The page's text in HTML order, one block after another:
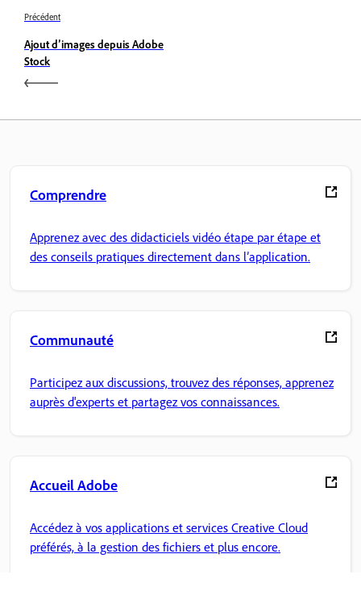
Précédent
Ajout d’images depuis Adobe
Stock
Comprendre
Apprenez avec des didacticiels vidéo étape par étape et
des conseils pratiques directement dans l’application.
Communauté
Participez aux discussions, trouvez des réponses, apprenez
auprès d'experts et partagez vos connaissances.
Accueil Adobe
Accédez à vos applications et services Creative Cloud
préférés, à la gestion des fichiers et plus encore.